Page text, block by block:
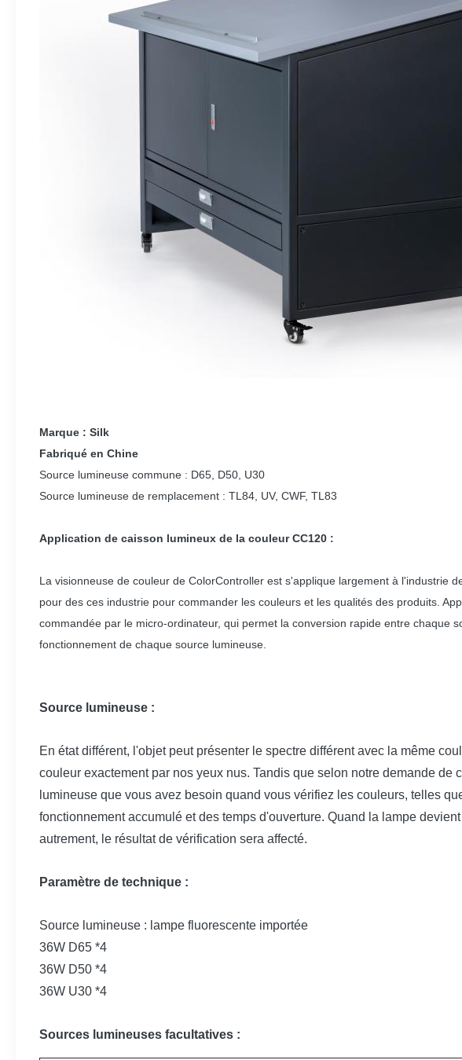
Marque : Silk
Fabriqué en Chine
Source lumineuse commune : D65, D50, U30
Source lumineuse de remplacement : TL84, UV, CWF, TL83
Application de caisson lumineux de la couleur CC120 :
La visionneuse de couleur de ColorController est s'applique largement à
pour des ces industrie pour commander les couleurs et les qualités des produits.
commandée par le micro-ordinateur, qui permet la conversion rapide entre chaque
fonctionnement de chaque source lumineuse.
Source lumineuse :
En état différent, l'objet peut présenter le spectre différent avec la même
couleur exactement par nos yeux nus. Tandis que selon notre demande
lumineuse que vous avez besoin quand vous vérifiez les couleurs, telles
fonctionnement accumulé et des temps d'ouverture. Quand la lampe
autrement, le résultat de vérification sera affecté.
Paramètre de technique :
Source lumineuse : lampe fluorescente importée
36W D65 *4
36W D50 *4
36W U30 *4
Sources lumineuses facultatives :